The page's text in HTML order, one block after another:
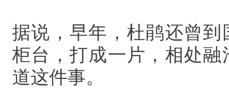
据说，早年，杜鹃还曾
柜台，打成一片，相处
道这件事。